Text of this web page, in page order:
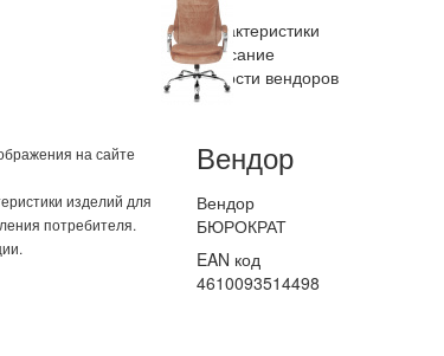
на сайте
изделий для
потребителя.
Характеристики
Описание
Новости вендоров
Вендор
Вендор
БЮРОКРАТ
EAN код
4610093514498